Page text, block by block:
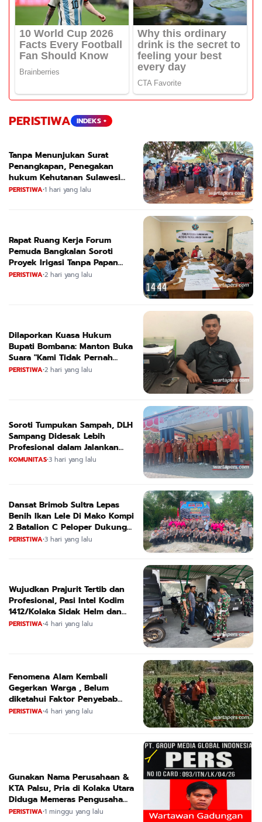
PERISTIWA INDEKS +
Tanpa Menunjukan Surat
Penangkapan, Penegakan
hukum Kehutanan Sulawesi
Selatan Culik Petani Ladah Di
PERISTIWA•1 hari yang lalu
Rapat Ruang Kerja Forum
Pemuda Bangkalan Soroti
Proyek Irigasi Tanpa Papan
Nama
PERISTIWA•2 hari yang lalu
Dilaporkan Kuasa Hukum
Bupati Bombana: Manton Buka
Suara "Kami Tidak Pernah
Menutup Ruang Hak Jawab"
PERISTIWA•2 hari yang lalu
Soroti Tumpukan Sampah, DLH
Sampang Didesak Lebih
Profesional dalam Jalankan
Tugas
KOMUNITAS•3 hari yang lalu
Dansat Brimob Sultra Lepas
Benih Ikan Lele Di Mako Kompi
2 Batalion C Peloper Dukung
ketahanan Pangan Nasional
PERISTIWA•3 hari yang lalu
Wujudkan Prajurit Tertib dan
Profesional, Pasi Intel Kodim
1412/Kolaka Sidak Helm dan
Kendaraan
PERISTIWA•4 hari yang lalu
Fenomena Alam Kembali
Gegerkan Warga , Belum
diketahui Faktor Penyebab
Suara
PERISTIWA•4 hari yang lalu
Gunakan Nama Perusahaan &
KTA Palsu, Pria di Kolaka Utara
Diduga Memeras Pengusaha
Tambang dan Minyak
PERISTIWA•1 minggu yang lalu